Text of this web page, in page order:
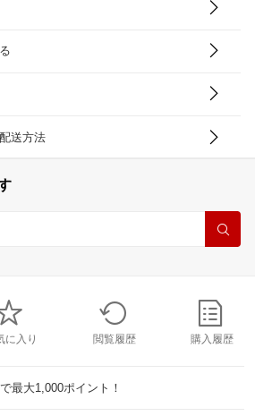
送方法
に入り 閲覧履歴 購入履歴
最大1,000ポイント！